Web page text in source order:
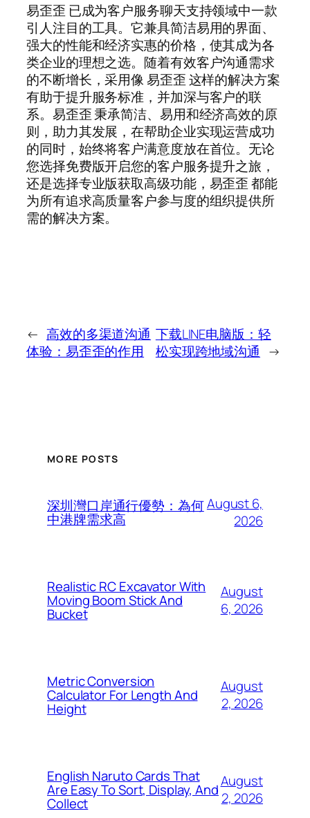
易歪歪 已成为客户服务聊天支持领域中一款
引人注目的工具。它兼具简洁易用的界面、
强大的性能和经济实惠的价格，使其成为各
类企业的理想之选。随着有效客户沟通需求
的不断增长，采用像 易歪歪 这样的解决方案
有助于提升服务标准，并加深与客户的联
系。易歪歪 秉承简洁、易用和经济高效的原
则，助力其发展，在帮助企业实现运营成功
的同时，始终将客户满意度放在首位。无论
您选择免费版开启您的客户服务提升之旅，
还是选择专业版获取高级功能，易歪歪 都能
为所有追求高质量客户参与度的组织提供所
需的解决方案。
← 高效的多渠道沟通
体验：易歪歪的作用
下载LINE电脑版：轻
松实现跨地域沟通 →
MORE POSTS
深圳灣口岸通行優勢：為何
中港牌需求高
August 6,
2026
Realistic RC Excavator With
Moving Boom Stick And
Bucket
August
6, 2026
Metric Conversion
Calculator For Length And
Height
August
2, 2026
English Naruto Cards That
Are Easy To Sort, Display, And
Collect
August
2, 2026